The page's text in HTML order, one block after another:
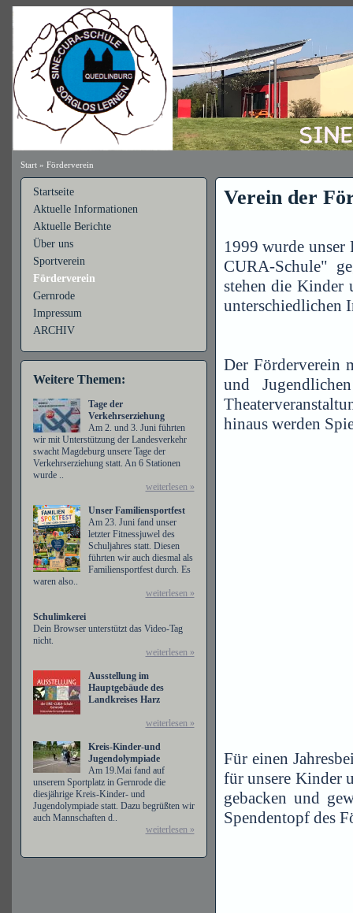
Start» Förderverein
Startseite
Aktuelle Informationen
Aktuelle Berichte
Über uns
Sportverein
Förderverein
Gernrode
Impressum
ARCHIV
Weitere Themen:
Tage der
Verkehrserziehung
Am 2. und 3. Juni führten
wir mit Unterstützung der Landesverkehr
swacht Magdeburg unsere Tage der
Verkehrserziehung statt. An 6 Stationen
wurde ..
weiterlesen »
Unser Familiensportfest
Am 23. Juni fand unser
letzter Fitnessjuwel des
Schuljahres statt. Diesen
führten wir auch diesmal als
Familiensportfest durch. Es
waren also..
weiterlesen »
Schulimkerei
Dein Browser unterstützt das Video-Tag
nicht.
weiterlesen »
Ausstellung im
Hauptgebäude des
Landkreises Harz
weiterlesen »
Kreis-Kinder-und
Jugendolympiade
Am 19.Mai fand auf
unserem Sportplatz in Gernrode die
diesjährige Kreis-Kinder- und
Jugendolympiade statt. Dazu begrüßten wir
auch Mannschaften d..
weiterlesen »
Verein der
1999 wurde
CURA-Schule"
stehen die Kinder
unterschiedlichen
Der Förderverein
und
hinaus werden
Für einen
für unsere Kinder
gebacken und
Spendentopf des